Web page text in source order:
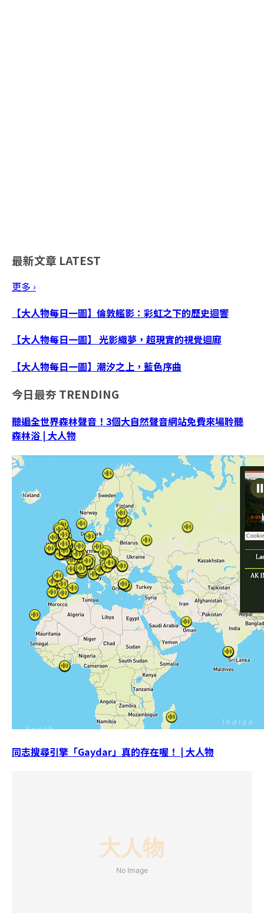
最新文章 LATEST
更多 ›
【大人物每日一圖】倫敦艦影：彩虹之下的歷史迴響
【大人物每日一圖】 光影織夢，超現實的視覺迴廊
【大人物每日一圖】潮汐之上，藍色序曲
今日最夯 TRENDING
聽遍全世界森林聲音！3個大自然聲音網站免費來場聆聽
森林浴 | 大人物
同志搜尋引擎「Gaydar」真的存在喔！ | 大人物